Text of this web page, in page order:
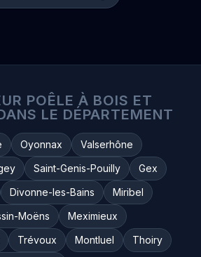
POÊLE À BOIS ET
LE DÉPARTEMENT
Oyonnax
Valserhône
Saint-Genis-Pouilly
Gex
Divonne-les-Bains
Miribel
Moëns
Meximieux
Trévoux Montluel
Thoiry